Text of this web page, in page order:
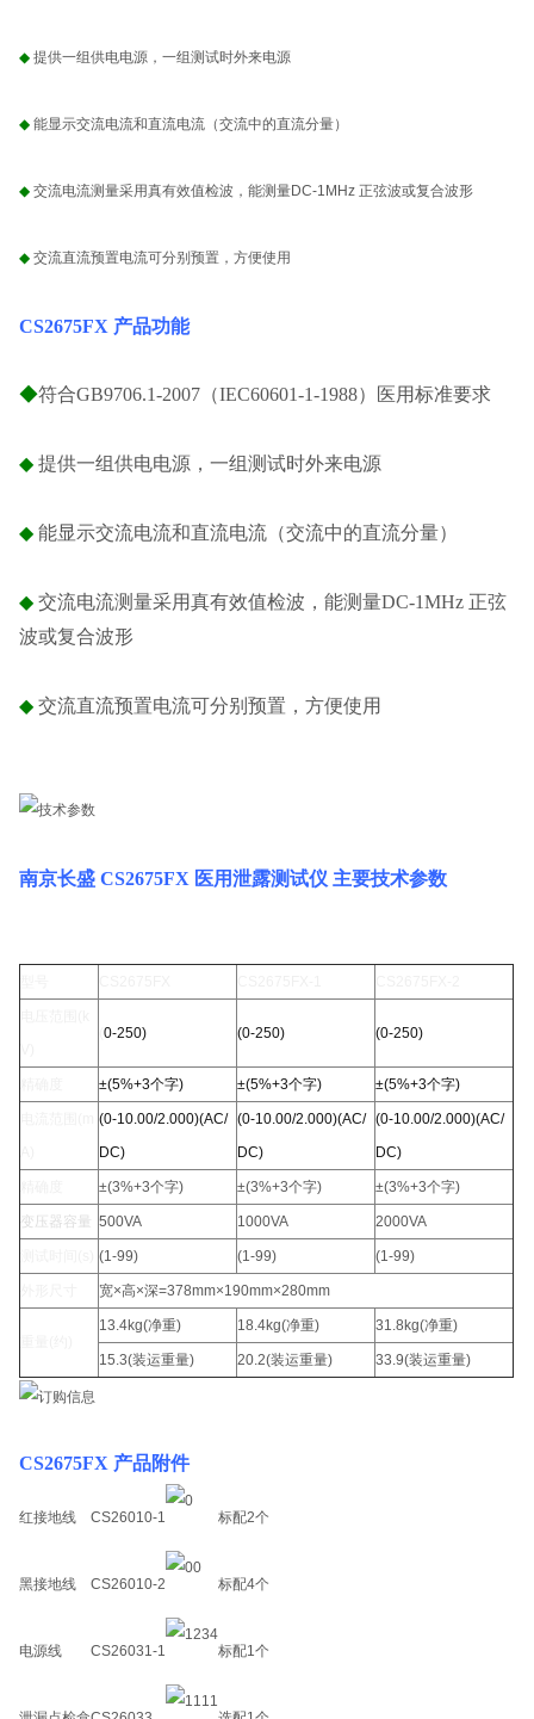
◆ 提供一组供电电源，一组测试时外来电源
◆ 能显示交流电流和直流电流（交流中的直流分量）
◆ 交流电流测量采用真有效值检波，能测量DC-1MHz 正弦波或复合波形
◆ 交流直流预置电流可分别预置，方便使用
CS2675FX 产品功能
◆符合GB9706.1-2007（IEC60601-1-1988）医用标准要求
◆ 提供一组供电电源，一组测试时外来电源
◆ 能显示交流电流和直流电流（交流中的直流分量）
◆ 交流电流测量采用真有效值检波，能测量DC-1MHz 正弦
波或复合波形
◆ 交流直流预置电流可分别预置，方便使用
南京长盛 CS2675FX 医用泄露测试仪 主要技术参数
(0-250) (0-250) (0-250)
±(5%+3个字) ±(5%+3个字) ±(5%+3个字)
(0-10.00/2.000)(AC/
DC)
(0-10.00/2.000)(AC/
DC)
(0-10.00/2.000)(AC/
DC)
±(3%+3个字) ±(3%+3个字) ±(3%+3个字)
变压器容量 500VA 1000VA 2000VA
(1-99) (1-99) (1-99)
宽×高×深=378mm×190mm×280mm
13.4kg(净重) 18.4kg(净重) 31.8kg(净重)
15.3(装运重量) 20.2(装运重量) 33.9(装运重量)
CS2675FX 产品附件
红接地线 CS26010-1 标配2个
黑接地线 CS26010-2 标配4个
电源线 CS26031-1 标配1个